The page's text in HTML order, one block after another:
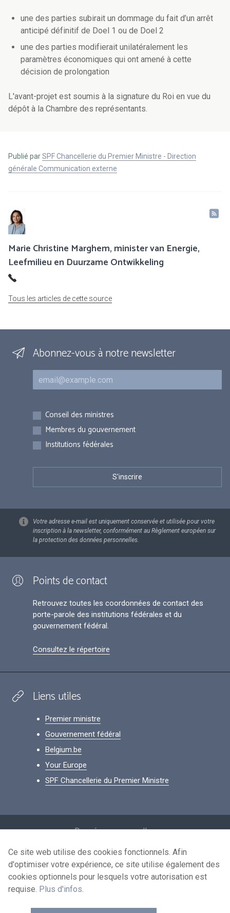
une des parties subirait un dommage du fait d’un arrêt
anticipé définitif de Doel 1 ou de Doel 2
une des parties modifierait unilatéralement les
paramètres économiques qui ont amené à cette
décision de prolongation
L'avant-projet est soumis à la signature du Roi en vue du
dépôt à la Chambre des représentants.
Publié parSPF Chancellerie du Premier Ministre - Direction
générale Communication externe
Marie Christine Marghem, minister van Energie,
Leefmilieu en Duurzame Ontwikkeling
Tous les articles de cette source
Abonnez-vous à notre newsletter
Courriel
Inscriptions
Conseil des ministres
Membres du gouvernement
Institutions fédérales
Votre adresse e-mail est uniquement conservée et utilisée pour votre
inscription à la newsletter, conformément au Règlement européen sur
la protection des données personnelles.
Points de contact
Retrouvez toutes les coordonnées de contact des
porte-parole des institutions fédérales et du
gouvernement fédéral.
Consultez le répertoire
Liens utiles
Premier ministre
Gouvernement fédéral
Belgium.be
Your Europe
SPF Chancellerie du Premier Ministre
Données personnelles
Conditions de réutilisation
Contactez-nous
Ce site web utilise des cookies fonctionnels. Afin
d'optimiser votre expérience, ce site utilise également des
cookies optionnels pour lesquels votre autorisation est
requise. Plus d'infos.